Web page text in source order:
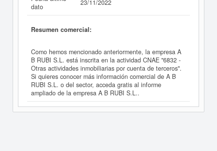
dato
23/11/2022
Resumen comercial:
Como hemos mencionado anteriormente, la empresa A
B RUBI S.L. está inscrita en la actividad CNAE "6832 -
Otras actividades inmobiliarias por cuenta de terceros".
Si quieres conocer más información comercial de A B
RUBI S.L. o del sector, acceda gratis al informe
ampliado de la empresa A B RUBI S.L..